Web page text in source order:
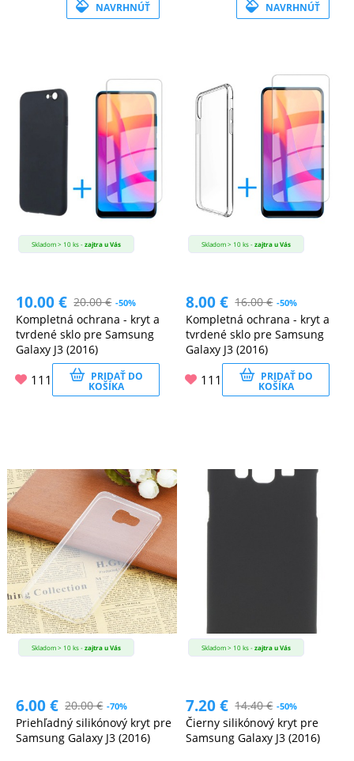
NAVRHNÚŤ NAVRHNÚŤ
Skladom > 10 ks -zajtra u Vás
10.00€ 20.00€ -50%
Kompletná ochrana - kryt a
tvrdené sklo pre Samsung
Galaxy J3 (2016)
111 PRIDAŤ DO
KOŠÍKA
Skladom > 10 ks -zajtra u Vás
8.00€ 16.00€ -50%
Kompletná ochrana - kryt a
tvrdené sklo pre Samsung
Galaxy J3 (2016)
111 PRIDAŤ DO
KOŠÍKA
Skladom > 10 ks -zajtra u Vás
6.00€ 20.00€ -70%
Priehľadný silikónový kryt pre
Samsung Galaxy J3 (2016)
Skladom > 10 ks -zajtra u Vás
7.20€ 14.40€ -50%
Čierny silikónový kryt pre
Samsung Galaxy J3 (2016)